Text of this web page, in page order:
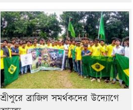
শ্রীপুরে ব্রাজিল সমর্থকদের উদ্যোগে